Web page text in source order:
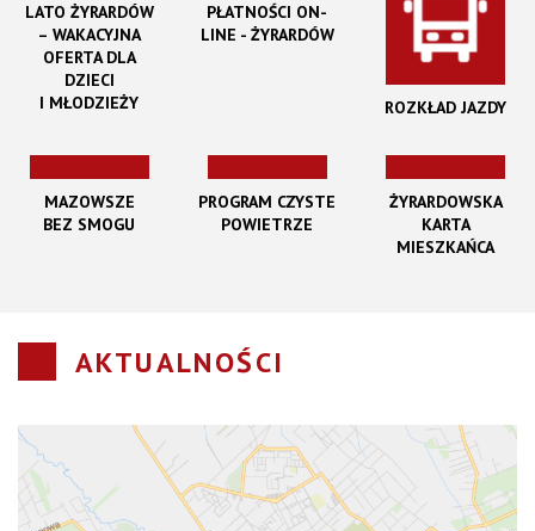
LATO ŻYRARDÓW
– WAKACYJNA
OFERTA DLA
DZIECI
I MŁODZIEŻY
PŁATNOŚCI ON-
LINE - ŻYRARDÓW
ROZKŁAD JAZDY
MAZOWSZE
BEZ SMOGU
PROGRAM CZYSTE
POWIETRZE
ŻYRARDOWSKA
KARTA
MIESZKAŃCA
AKTUALNOŚCI